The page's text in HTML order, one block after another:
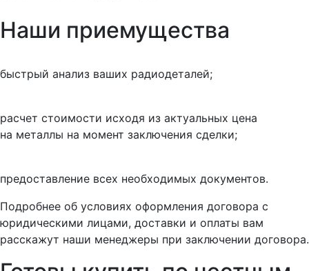
Наши приемущества
быстрый анализ ваших радиодеталей;
расчет стоимости исходя из актуальных цена
на металлы на момент заключения сделки;
предоставление всех необходимых документов.
Подробнее об условиях оформления договора с
юридическими лицами, доставки и оплаты вам
расскажут наши менеджеры при заключении договора.